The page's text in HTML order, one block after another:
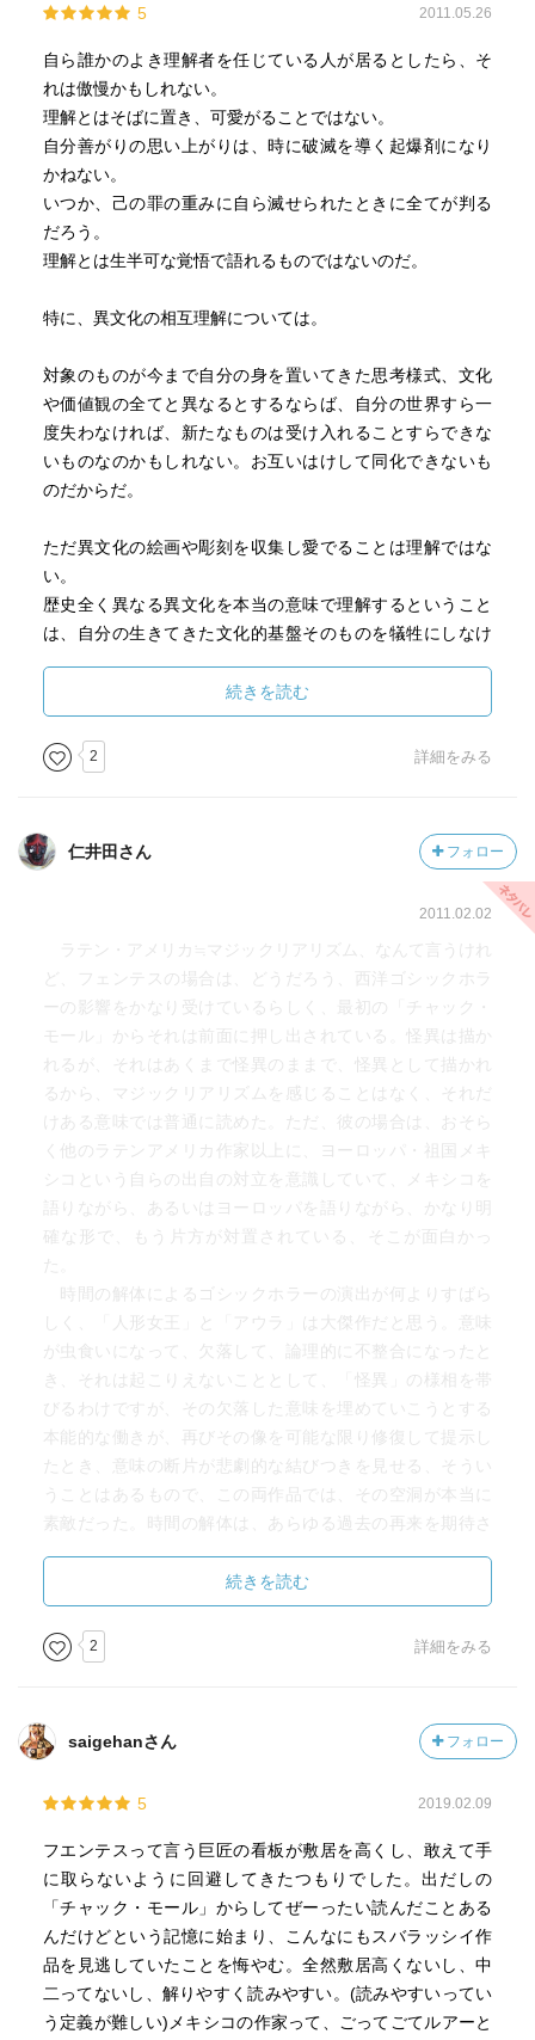
5 2011.05.26
自ら誰かのよき理解者を任じている人が居るとしたら、そ
れは傲慢かもしれない。
理解とはそばに置き、可愛がることではない。
自分善がりの思い上がりは、時に破滅を導く起爆剤になり
かねない。
いつか、己の罪の重みに自ら滅せられたときに全てが判る
だろう。
理解とは生半可な覚悟で語れるものではないのだ。
特に、異文化の相互理解については。
対象のものが今まで自分の身を置いてきた思考様式、文化
や価値観の全てと異なるとするならば、自分の世界すら一
度失わなければ、新たなものは受け入れることすらできな
いものなのかもしれない。お互いはけして同化できないも
のだからだ。
ただ異文化の絵画や彫刻を収集し愛でることは理解ではな
い。
歴史全く異なる異文化を本当の意味で理解するということ
は、自分の生きてきた文化的基盤そのものを犠牲にしなけ
部分を見て全体を見ていると錯覚しているだけだとした
ら、
そして愛を囁いているとしたら、
瞳に映るは真実とは遙かにかけ離れた自分の中に棲まう幻
想。
「チャックモール」カルロス・フェンテス著
平凡なメキシコ人のフェリベルトは、自ら異文化のイン
ディオのよき理解者を任し文化物を収集しているが、これ
が真の理解者でないことはいうまでもない。
しかもメキシコ内の圧倒的な人数がカトリックという宗
教観念、思想を抱いている中でインディオ的な文化という
ものはけして相容れないものである。
メキシコのアイデンティティを考えたとき、対立するイ
ンディオの文化は避けて通れないものであるが、それを理
解するということは時に自らの文化基盤を失わせるという
意味で死を覚悟しなければならない。それほど異文化の相
互理解というものは生半可なものではない。
そうして、彼の理解者という傲慢さは結果、 インディ
オの神チャックモールに罰せられてしまう。
続きを読む
2 詳細をみる
仁井田さん フォロー
2011.02.02
ラテン・アメリカ≒マジックリアリズム、なんて言うけれ
ど、フェンテスの場合は、どうだろう、西洋ゴシックホラ
ーの影響をかなり受けているらしく、最初の「チャック・
モール」からそれは前面に押し出されている。怪異は描か
れるが、それはあくまで怪異のままで、怪異として描かれ
るから、マジックリアリズムを感じることはなく、それだ
けある意味では普通に読めた。ただ、彼の場合は、おそら
く他のラテンアメリカ作家以上に、ヨーロッパ・祖国メキ
シコという自らの出自の対立を意識していて、メキシコを
語りながら、あるいはヨーロッパを語りながら、かなり明
確な形で、もう片方が対置されている、そこが面白かっ
た。
時間の解体によるゴシックホラーの演出が何よりすばら
しく、「人形女王」と「アウラ」は大傑作だと思う。意味
が虫食いになって、欠落して、論理的に不整合になったと
き、それは起こりえないこととして、「怪異」の様相を帯
びるわけですが、その欠落した意味を埋めていこうとする
本能的な働きが、再びその像を可能な限り修復して提示し
たとき、意味の断片が悲劇的な結びつきを見せる、そうい
うことはあるもので、この両作品では、その空洞が本当に
素敵だった。時間の解体は、あらゆる過去の再来を期待さ
は、埋め合わせのあり方を、より自由なものとして、つま
りあらゆる埋め合わせを、より可能なものとして捉えられ
るようになるのだけど、そうであるからこそ、結びついて
はいけないものを結びつけ、線形な時間の上で安定を保っ
のような話として読んだ。もしそうであるならば、悲劇の
源泉は何よりもヨーロッパ的な世界観に求められるものと
イデンティティの主張だったのかな、と、思う。
良い小説集でした。ゴシックホラー風味が、ちょっと、
小川洋子にも通じるところがあるかも。あまりラテンアメ
リカラテンアメリカしてないから、ラテンアメリカ苦手な
人にも、オススメできそうです。
続きを読む
2 詳細をみる
saigehanさん フォロー
5 2019.02.09
フエンテスって言う巨匠の看板が敷居を高くし、敢えて手
に取らないように回避してきたつもりでした。出だしの
「チャック・モール」からしてぜーったい読んだことある
んだけどという記憶に始まり、こんなにもスバラッシイ作
品を見逃していたことを悔やむ。全然敷居高くないし、中
二ってないし、解りやすく読みやすい。(読みやすいってい
う定義が難しい)メキシコの作家って、ごってごてルアーと